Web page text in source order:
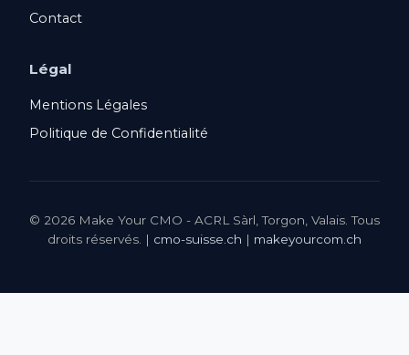
Contact
Légal
Mentions Légales
Politique de Confidentialité
© 2026 Make Your CMO - ACRL Sàrl, Torgon, Valais. Tous
droits réservés. | cmo-suisse.ch | makeyourcom.ch